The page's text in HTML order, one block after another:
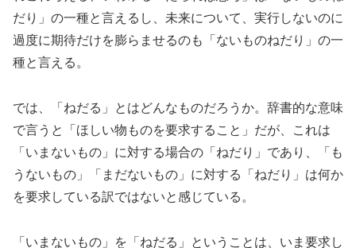
だり」の一種と言えるし、未来について、実行しないのに
過度に期待だけを膨らませるのも「ないものねだり」の一
種と言える。
では、「ねだる」とはどんなものだろうか。辞書的な意味
で言うと「ほしい物ものを要求すること」だが、これは
「いまないもの」に対する場合の「ねだり」であり、「も
うないもの」「まだないもの」に対する「ねだり」は何か
を要求している訳ではないと感じている。
「いまないもの」を「ねだる」ということは、いま要求し